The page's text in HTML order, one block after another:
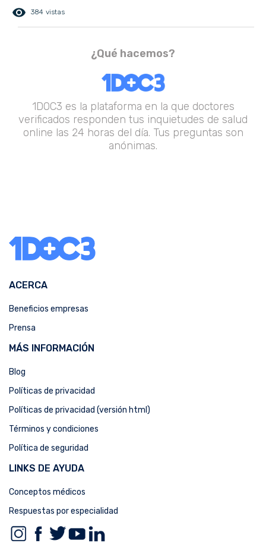
remove_red_eye 384 vistas
¿Qué hacemos?
1DOC3 es la plataforma en la que doctores
verificados responden tus inquietudes de salud
online las 24 horas del día. Tus preguntas son
anónimas.
ACERCA
Beneficios empresas
Prensa
MÁS INFORMACIÓN
Blog
Políticas de privacidad
Políticas de privacidad (versión html)
Términos y condiciones
Política de seguridad
LINKS DE AYUDA
Conceptos médicos
Respuestas por especialidad